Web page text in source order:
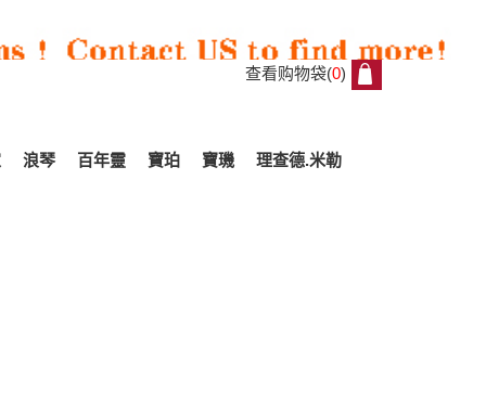
查看购物袋(0)
浪琴 百年靈 寶珀 寶璣 理查德.米勒